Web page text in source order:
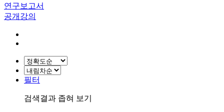
연구보고서
공개강의
필터
검색결과 좁혀 보기